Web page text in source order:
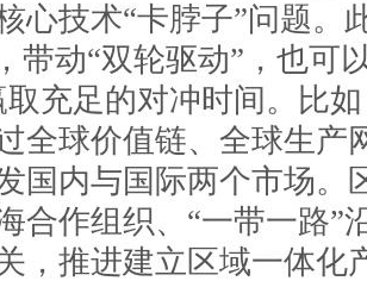
心技术“卡脖子”问题。
带动“双轮驱动”，也可
取充足的对冲时间。比
全球价值链、全球生产
国内与国际两个市场。
合作组织、“一带一路”
，推进建立区域一体化